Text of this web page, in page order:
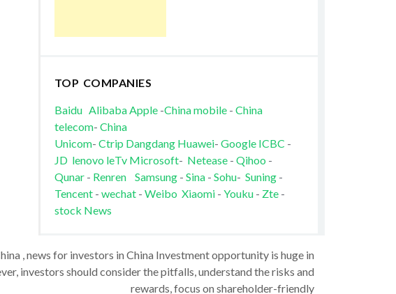
TOP COMPANIES
Baidu AlibabaApple-China mobile- China
telecom- China
Unicom- Ctrip Dangdang Huawei- Google ICBC -
JD lenovo leTv Microsoft- Netease- Qihoo -
Qunar- Renren Samsung- Sina- Sohu- Suning-
Tencent- wechat - Weibo Xiaomi- Youku - Zte-
stock News
, news for investors in China Investment opportunity is huge in
investors should consider the pitfalls, understand the risks and
rewards, focus on shareholder-friendly